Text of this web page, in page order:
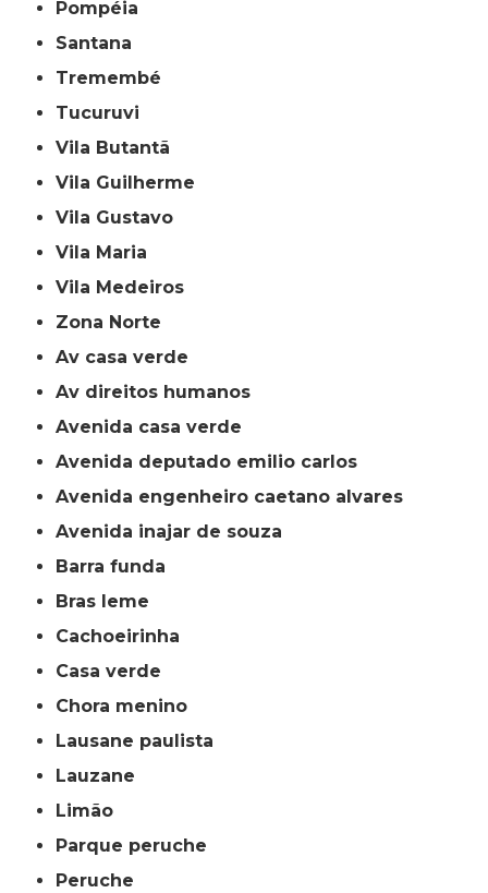
Pompéia
Santana
Tremembé
Tucuruvi
Vila Butantã
Vila Guilherme
Vila Gustavo
Vila Maria
Vila Medeiros
Zona Norte
av casa verde
av direitos humanos
avenida casa verde
avenida deputado emilio carlos
avenida engenheiro caetano alvares
avenida inajar de souza
barra funda
bras leme
cachoeirinha
casa verde
chora menino
lausane paulista
lauzane
limão
parque peruche
peruche